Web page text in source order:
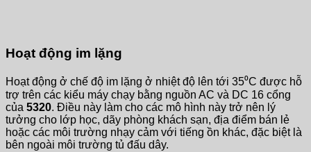
Hoạt động im lặng
Hoạt động ở chế độ im lặng ở nhiệt độ lên tới 35⁰C được hỗ
trợ trên các kiểu máy chạy bằng nguồn AC và DC 16 cổng
của 5320. Điều này làm cho các mô hình này trở nên lý
tưởng cho lớp học, dãy phòng khách sạn, địa điểm bán lẻ
hoặc các môi trường nhạy cảm với tiếng ồn khác, đặc biệt là
bên ngoài môi trường tủ đấu dây.